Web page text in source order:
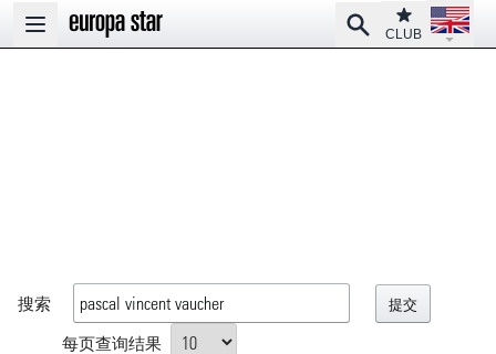
Open main menu
SearchClub
CLUB
Open
搜索
每页查询结果